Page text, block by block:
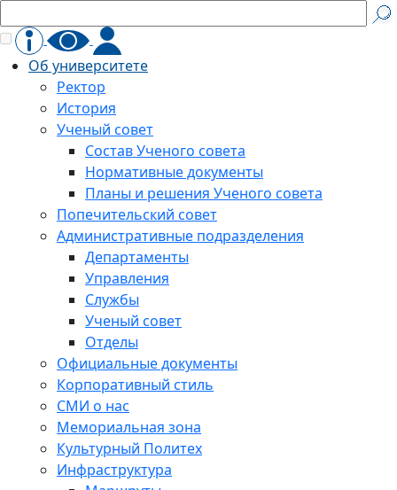
Об университете
Ректор
История
Ученый совет
Состав Ученого совета
Нормативные документы
Планы и решения Ученого совета
Попечительский совет
Административные подразделения
Департаменты
Управления
Службы
Ученый совет
Отделы
Официальные документы
Корпоративный стиль
СМИ о нас
Мемориальная зона
Культурный Политех
Инфраструктура